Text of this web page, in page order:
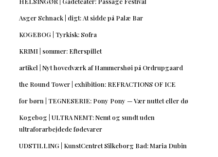
Asger Schnack | digt: At sidde på Palæ Bar
KOGEBOG | Tyrkisk: Sofra
KRIMI | sommer: Efterspillet
artikel | Nyt hovedværk af Hammershøi på Ordrupgaard
the Round Tower | exhibition: REFRACTIONS OF ICE
for børn | TEGNESERIE: Pony Pony — Vær nuttet eller dø
Kogebog | ULTRA NEMT: Nemt og sundt uden
ultraforarbejdede fødevarer
UDSTILLING | KunstCentret Silkeborg Bad: Maria Dubin